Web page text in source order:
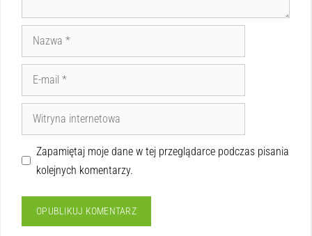
Zapamiętaj moje dane w tej przeglądarce podczas pisania
kolejnych komentarzy.